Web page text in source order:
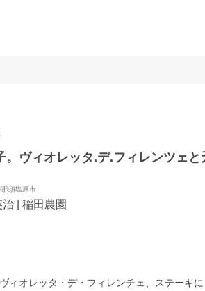
。ヴィオレッタ.デ.フィレンツェ
那須塩原市
| 稲田農園
ィオレッタ・デ・フィレンチェ、ステーキ